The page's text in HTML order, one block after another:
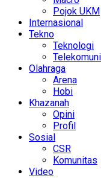
Pojok UKM
Internasional
Tekno
Teknologi
Olahraga
Arena
Hobi
Khazanah
Opini
Profil
Sosial
CSR
Komunitas
Video